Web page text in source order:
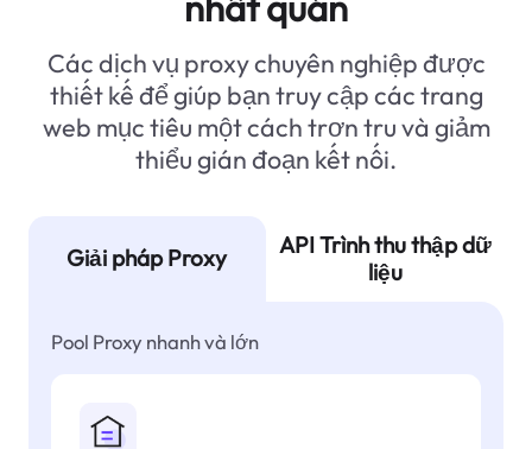
Các dịch vụ proxy chuyên nghiệp được
thiết kế để giúp bạn truy cập các trang
web mục tiêu một cách trơn tru và giảm
thiểu gián đoạn kết nối.
Giải pháp Proxy
API Trình thu thập dữ
liệu
Pool Proxy nhanh và lớn